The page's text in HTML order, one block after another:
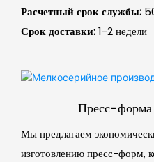
Расчетный срок службы:
Срок доставки:1-2 недели
Пресс-форма
Мы предлагаем
изготовлению пресс-форм,